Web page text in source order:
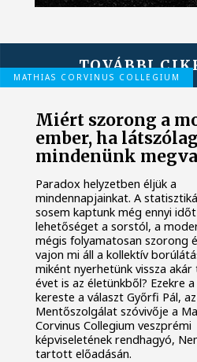
TOVÁBBI
MATHIAS CORVINUS COLLEGIUM
Miért szorong a
ember, ha látszólag
mindenünk
Paradox helyzetben éljük a
mindennapjainkat. A
sosem kaptunk még ennyi
lehetőséget a sorstól, a
mégis folyamatosan szorong
vajon mi áll a kollektív
miként nyerhetünk vissza akár
évet is az életünkből? Ezekre
kereste a választ Győrfi Pál,
Mentőszolgálat szóvivője a
Corvinus Collegium veszprémi
képviseletének rendhagyó,
tartott előadásán.